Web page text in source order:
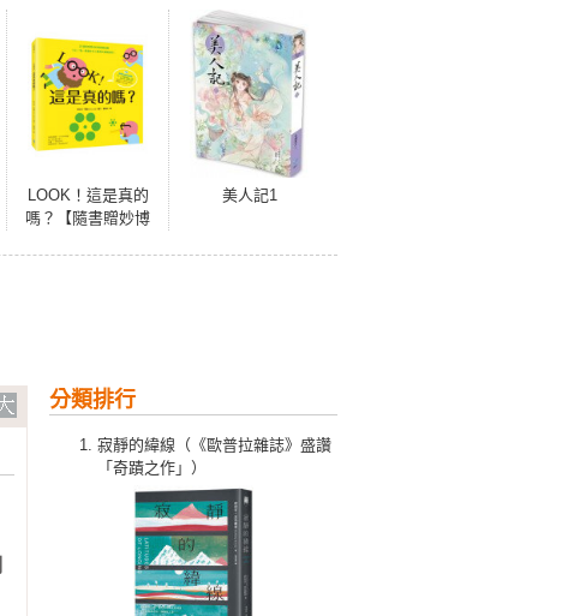
LOOK！這是真的
嗎？【隨書贈妙博
美人記1
分類排行
寂靜的緯線（《歐普拉雜誌》盛讚
「奇蹟之作」）